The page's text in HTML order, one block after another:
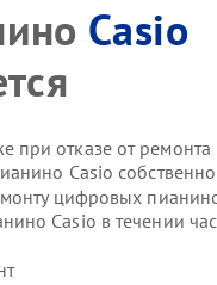
Casio
при отказе от ремонта
Casio
цифровых
Casio в течении